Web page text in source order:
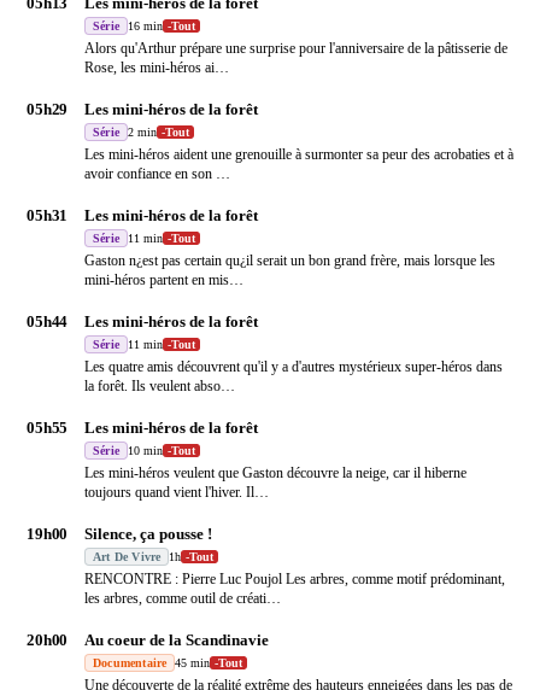
Série 16 min -Tout
Alors qu'Arthur prépare une surprise pour l'anniversaire de la pâtisserie de
Rose, les mini-héros ai…
05h29 Les mini-héros de la forêt
Série 2 min -Tout
Les mini-héros aident une grenouille à surmonter sa peur des acrobaties et à
avoir confiance en son …
05h31 Les mini-héros de la forêt
Série 11 min -Tout
Gaston n¿est pas certain qu¿il serait un bon grand frère, mais lorsque les
mini-héros partent en mis…
05h44 Les mini-héros de la forêt
Série 11 min -Tout
Les quatre amis découvrent qu'il y a d'autres mystérieux super-héros dans
la forêt. Ils veulent abso…
05h55 Les mini-héros de la forêt
Série 10 min -Tout
Les mini-héros veulent que Gaston découvre la neige, car il hiberne
toujours quand vient l'hiver. Il…
19h00 Silence, ça pousse !
Art De Vivre 1h -Tout
RENCONTRE : Pierre Luc Poujol Les arbres, comme motif prédominant,
les arbres, comme outil de créati…
20h00 Au coeur de la Scandinavie
Documentaire 45 min -Tout
Une découverte de la réalité extrême des hauteurs enneigées dans les pas de